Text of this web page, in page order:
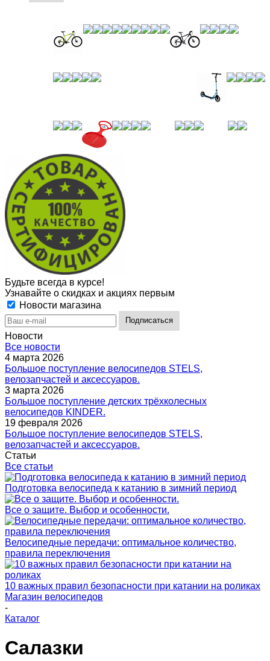
Будьте всегда в курсе!
Узнавайте о скидках и акциях первым
Новости магазина
Новости
Все новости
4 марта 2026
Большое поступление велосипедов STELS,
велозапчастей и аксессуаров.
3 марта 2026
Большое поступление детских трёхколесных
велосипедов KINDER.
19 февраля 2026
Большое поступление велосипедов STELS,
велозапчастей и аксессуаров.
Статьи
Все статьи
Подготовка велосипеда к катанию в зимний период
Все о защите. Выбор и особенности.
Велосипедные передачи: оптимальное количество,
правила переключения
10 важных правил безопасности при катании на роликах
Магазин велосипедов
-
Каталог
Салазки